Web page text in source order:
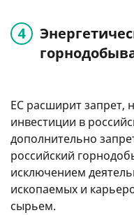
ЕС расширит запрет,
инвестиции в
дополнительно
российский
исключением
ископаемых и
сырьем.